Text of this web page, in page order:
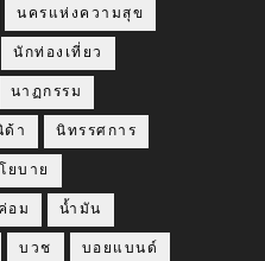
นครแห่งความสุข
นักท่องเที่ยว
นาฏกรรม
ด้า นิทรรศการ
ยบาย
อม น้ำมัน
บวช บอยแบนด์